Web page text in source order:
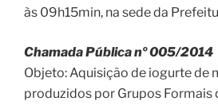
às 09h15min, na sede da
Chamada Pública nº 005/2014
Objeto: Aquisição de iogurte de
produzidos por Grupos Formais